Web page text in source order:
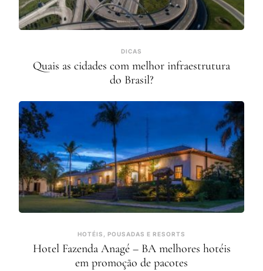
DICAS
Quais as cidades com melhor infraestrutura
do Brasil?
HOTÉIS, POUSADAS E RESORTS
Hotel Fazenda Anagé – BA melhores hotéis
em promoção de pacotes